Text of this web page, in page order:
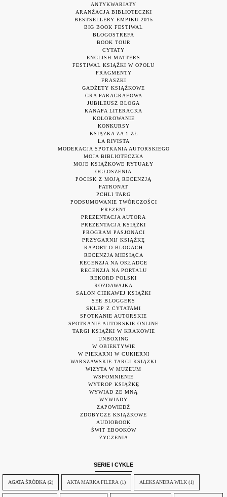
ANTYKWARIATY
ARANŻACJA BIBLIOTECZKI
BESTSELLERY EMPIKU 2015
BIG BOOK FESTIWAL
BLOGOSTREFA
BOOK TOUR
CYTATY
ENGLISH MATTERS
FESTIWAL KSIĄŻKI W OPOLU
FRAGMENTY
FRASZKI
GADŻETY KSIĄŻKOWE
GRA PARAGRAFOWA
JUBILEUSZ BLOGA
KANAPA LITERACKA
KOLOROWANIE
KONKURSY
KSIĄŻKA ZA 1 ZŁ
LA RIVISTA
MODERACJA SPOTKANIA AUTORSKIEGO
MOJA BIBLIOTECZKA
MOJE KSIĄŻKOWE RYTUAŁY
OGŁOSZENIA
POCISK Z MOJĄ RECENZJĄ
PATRONAT
PCHLI TARG
PODSUMOWANIE TWÓRCZOŚCI
PREZENT
PREZENTACJA AUTORA
PREZENTACJA KSIĄŻKI
PROGRAM PASJONACI
PRZYGARNIJ KSIĄŻKĘ
RAPORT O BLOGACH
RECENZJA MIESIĄCA
RECENZJA NA OKŁADCE
RECENZJA NA PORTALU
REKORD POLSKI
ROZDAWAJKA
SALON CIEKAWEJ KSIĄŻKI
SEE BLOGGERS
SKLEP Z CYTATAMI
SPOTKANIE AUTORSKIE
SPOTKANIE AUTORSKIE ONLINE
TARGI KSIĄŻKI W KRAKOWIE
UNBOXING
W OBIEKTYWIE
W PIEKARNI W CUKIERNI
WARSZAWSKIE TARGI KSIĄŻKI
WIZYTA W MUZEUM
WSPOMNIENIE
WYTROP KSIĄŻKĘ
WYWIAD ZE MNĄ
WYWIADY
ZAPOWIEDŹ
ZDOBYCZE KSIĄŻKOWE
AUDIOBOOK
ŚWIT EBOOKÓW
ŻYCZENIA
SERIE I CYKLE
AGATA ŚRÓDKA (2) AKTA MARKA FILERA (1) ALEKSANDRA WILK (1)